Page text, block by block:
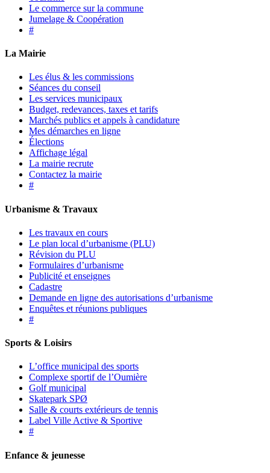
Le commerce sur la commune
Jumelage & Coopération
#
La Mairie
Les élus & les commissions
Séances du conseil
Les services municipaux
Budget, redevances, taxes et tarifs
Marchés publics et appels à candidature
Mes démarches en ligne
Élections
Affichage légal
La mairie recrute
Contactez la mairie
#
Urbanisme & Travaux
Les travaux en cours
Le plan local d’urbanisme (PLU)
Révision du PLU
Formulaires d’urbanisme
Publicité et enseignes
Cadastre
Demande en ligne des autorisations d’urbanisme
Enquêtes et réunions publiques
#
Sports & Loisirs
L’office municipal des sports
Complexe sportif de l’Oumière
Golf municipal
Skatepark SPØ
Salle & courts extérieurs de tennis
Label Ville Active & Sportive
#
Enfance & jeunesse